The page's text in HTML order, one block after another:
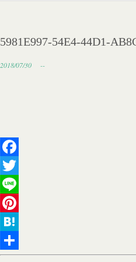
5981E997-54E4-44D1-
2018/07/30 --
Facebook
Twitter
Line
Pinterest
Hatena